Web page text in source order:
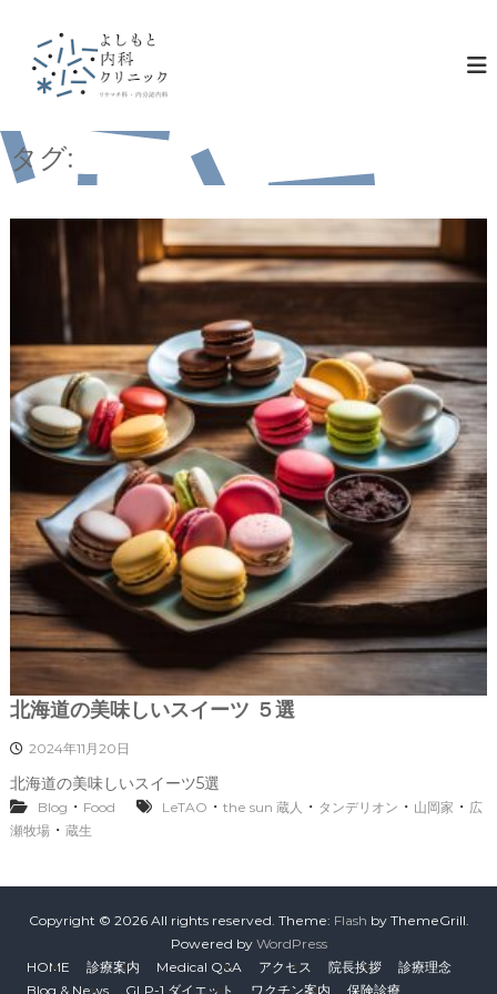
へ
ス
キ
プ
タグ:
北海道の美味しいスイーツ ５選
2024年11月20日
北海道の美味しいスイーツ5選
Blog ・ Food LeTAO ・ the sun 蔵人 ・ タンデリオン ・ 山岡家 ・ 広
瀬牧場・ 蔵生
Copyright © 2026 All rights reserved. Theme: Flash by ThemeGrill.
Powered by WordPress
HOME
診療案内 Medical Q&A アクセス 院長挨拶
診療理念
Blog & News
GLP-1 ダイエット ワクチン案内 保険診療